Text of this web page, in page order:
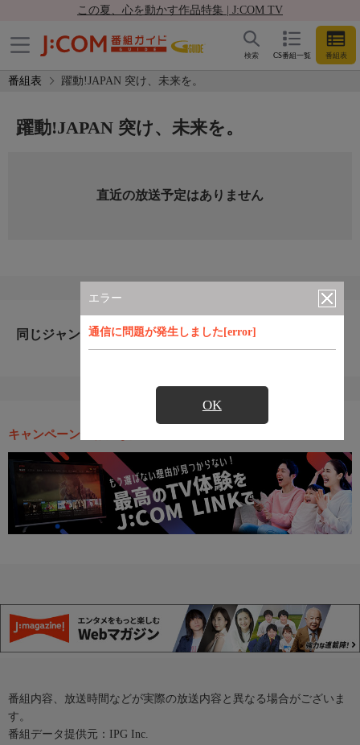
この夏、心を動かす作品特集 | J:COM TV
CS番組一覧 番組表
検索
番組表 躍動!JAPAN 突け、未来を。
エラー
通信に問題が発生しました[error]
OK
躍動!JAPAN 突け、未来を。
直近の放送予定はありません
同じジャンルのおすすめ番組
キャンペーン・お得な情報
番組内容、放送時間などが実際の放送内容と異なる場合がございま
す。
番組データ提供元：IPG Inc.